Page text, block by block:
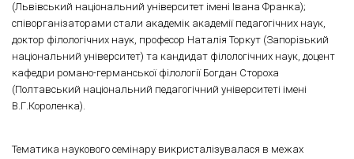
(Львівський національний університет імені Івана Франка);
співорганізаторами стали академік академії педагогічних наук,
доктор філологічних наук, професор Наталія Торкут (Запорізький
національний університет) та кандидат філологічних наук, доцент
кафедри романо-германської філології Богдан Стороха
(Полтавський національний педагогічний університеті імені
В.Г.Короленка).
Тематика наукового семінару викристалізувалася в межах